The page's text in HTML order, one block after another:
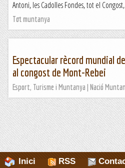
Antoni, les Cadolles Fondes, tot el
Tot muntanya
Espectacular rècord mundial
al congost de Mont-Rebei
Esport, Turisme i Muntanya | Nació
Inici RSS